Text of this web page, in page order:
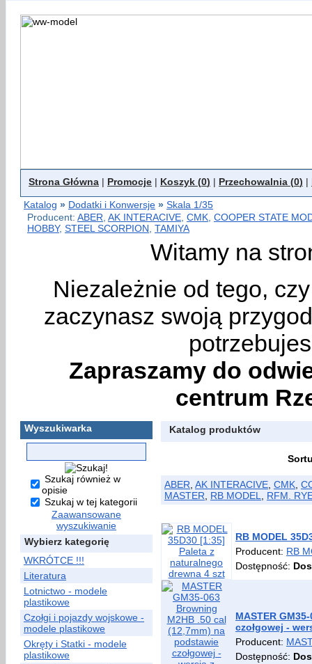
Strona Główna | Promocje | Koszyk (0) | Przechowalnia (0) |
Katalog » Dodatki i Konwersje » Skala 1/35
Producent: ABER AK INTERACIVE CMK COOPER STATE
HOBBY, STEEL SCORPION TAMIYA
Witamy na
Niezależnie od tego,
zaczynasz swoją
Zapraszamy do
centrum
Wyszukiwarka
Szukaj również w
opisie
Szukaj w tej kategorii
Zaawansowane
wyszukiwanie
Wybierz kategorię
WKRÓTCE !!!
Literatura
Lotnictwo - modele
plastikowe
Czołgi i pojazdy wojskowe -
modele plastikowe
Okręty i Statki - modele
plastikowe
Katalog produktów
ABER AK INTERACIVE CMK
MASTER
RB MODEL RFM.
RB MODEL
Producent: RB
Dostępność:
MASTER
czołgowej -
Producent:
Dostępność: